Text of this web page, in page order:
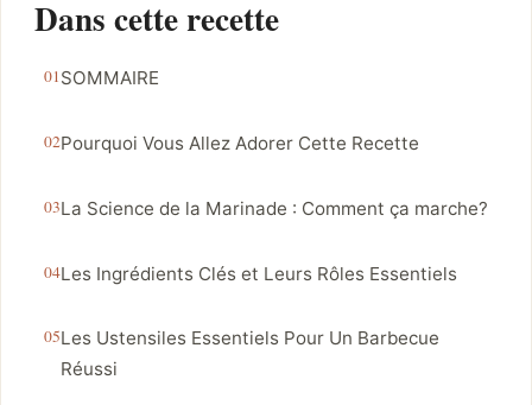
Dans cette recette
SOMMAIRE
Pourquoi Vous Allez Adorer Cette Recette
La Science de la Marinade : Comment ça marche?
Les Ingrédients Clés et Leurs Rôles Essentiels
Les Ustensiles Essentiels Pour Un Barbecue
Réussi